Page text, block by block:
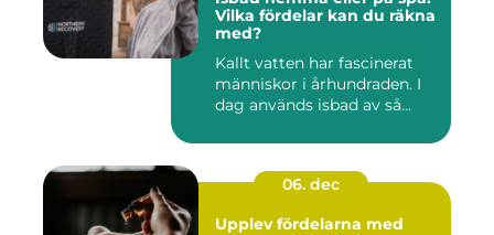
Vilka fördelar kan du räkna
med?
Kallt vatten har fascinerat
människor i århundraden. I
dag används isbad av så...
06. dec
Upplev fördelarna med